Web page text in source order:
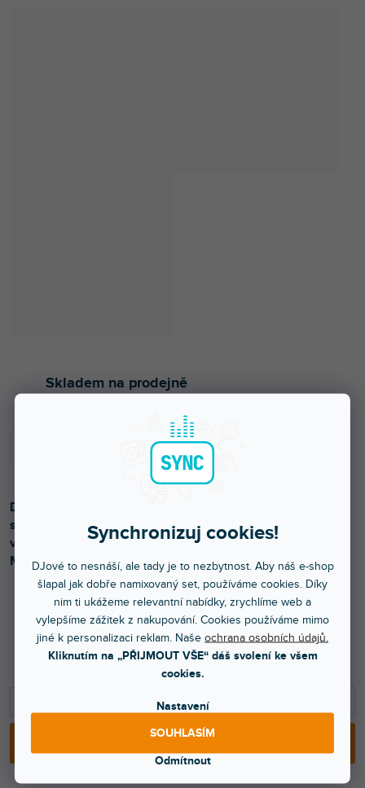
Synchronizuj cookies!
DJové to nesnáší, ale tady je to nezbytnost. Aby náš e-shop
šlapal jak dobře namixovaný set, používáme cookies. Díky
nim ti ukážeme relevantní nabídky, zrychlíme web a
vylepšíme zážitek z nakupování. Cookies používáme mimo
jiné k personalizaci reklam. Naše ochrana osobních údajů.
Kliknutím na „PŘIJMOUT VŠE“ dáš svolení ke všem
cookies.
Nastavení
Odmítnout
SOUHLASÍM
4 699 Kč
3 883 Kč bez DPH
Skladem na prodejně
Dva výškové 3-pásmové přední reproduktory, třípásmový
středový reproduktor a dva zadní reproduktory pro
vytvoření domácího kina. Celkový výkon 335W (RMS).
Možnost montáže na zeď.